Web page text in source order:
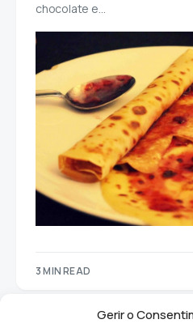
Gerir o
chocolate e…
3 MIN READ